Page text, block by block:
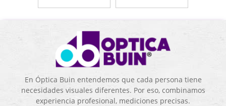
En Óptica Buin entendemos que cada persona tiene
necesidades visuales diferentes. Por eso, combinamos
experiencia profesional, mediciones precisas.